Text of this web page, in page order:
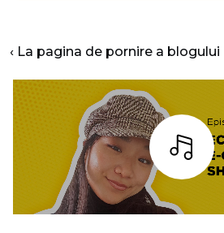
‹ La pagina de pornire a blogului
Asculta